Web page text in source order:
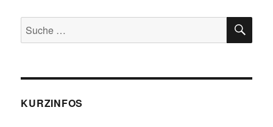
Suche
nach:
KURZINFOS